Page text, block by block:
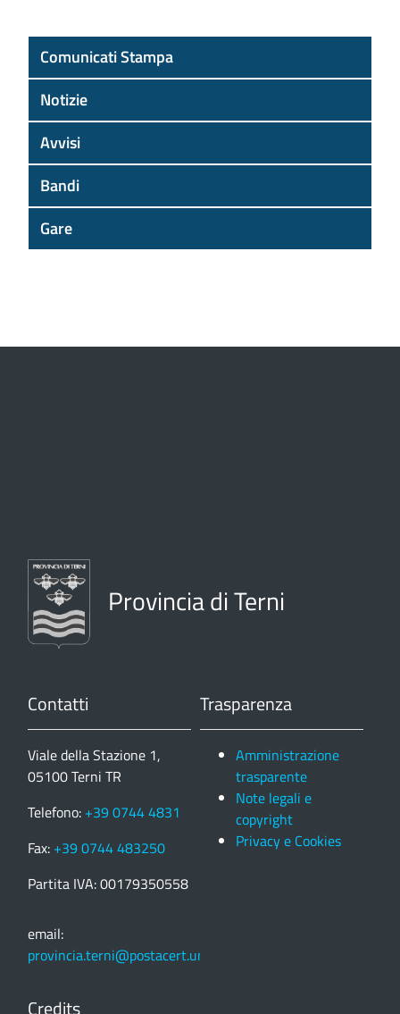
Comunicati Stampa
Notizie
Avvisi
Bandi
Gare
Provincia di Terni
Contatti
Viale della Stazione 1,
05100 Terni TR
Telefono: +39 0744 4831
Fax: +39 0744 483250
Partita IVA: 00179350558
email:
provincia.terni@postacert.umbria.it
Trasparenza
Amministrazione
trasparente
Note legali e
copyright
Privacy e Cookies
Credits